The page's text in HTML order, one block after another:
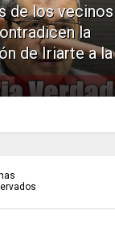
de los
la
de Iriarte a